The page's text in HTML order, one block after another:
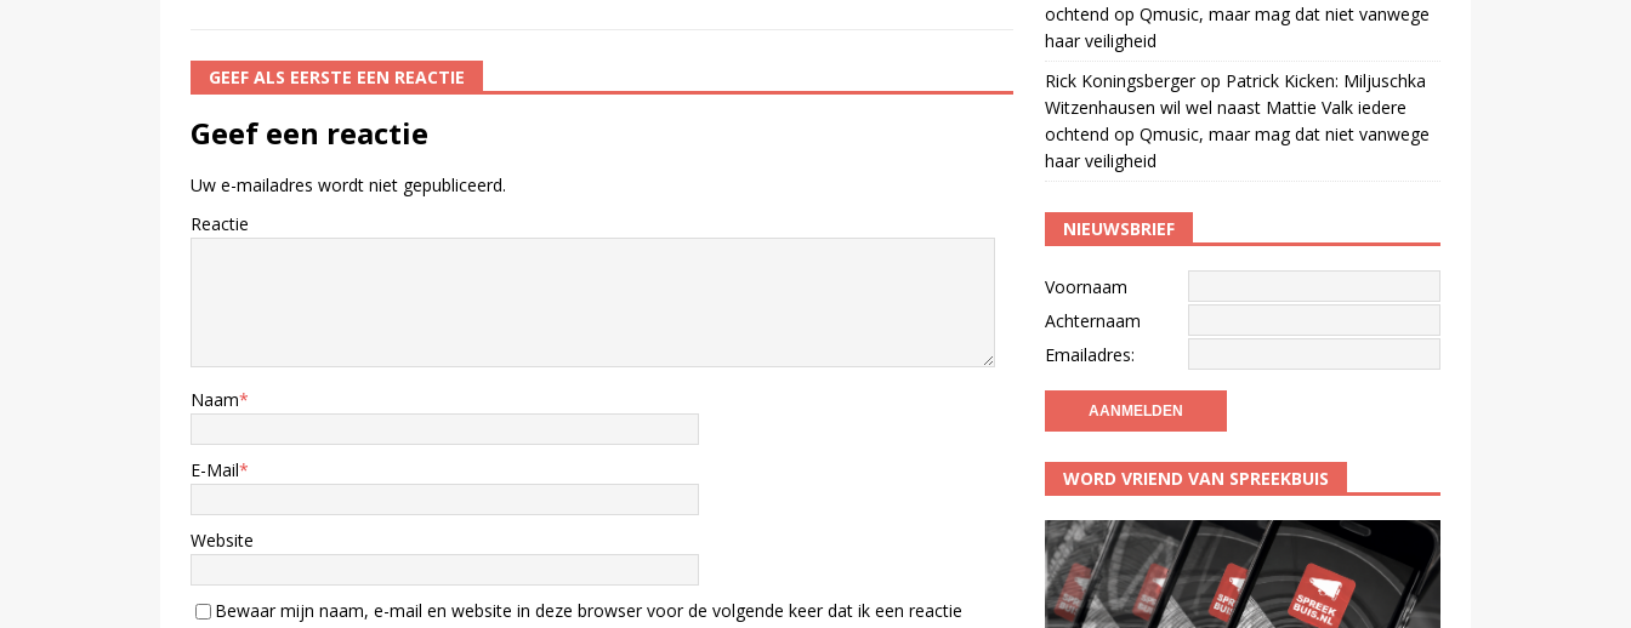
GEEF ALS EERSTE EEN REACTIE
Geef een reactie
Uw e-mailadres wordt niet gepubliceerd.
Reactie
Naam*
E-Mail*
Website
Bewaar mijn naam, e-mail en website in deze browser voor de volgende keer dat ik een reactie
ochtend op Qmusic, maar mag dat niet vanwege
haar veiligheid
Rick Koningsbergerop Patrick Kicken: Miljuschka
Witzenhausen wil wel naast Mattie Valk iedere
ochtend op Qmusic, maar mag dat niet vanwege
haar veiligheid
NIEUWSBRIEF
Voornaam
Achternaam
Emailadres:
WORD VRIEND VAN SPREEKBUIS